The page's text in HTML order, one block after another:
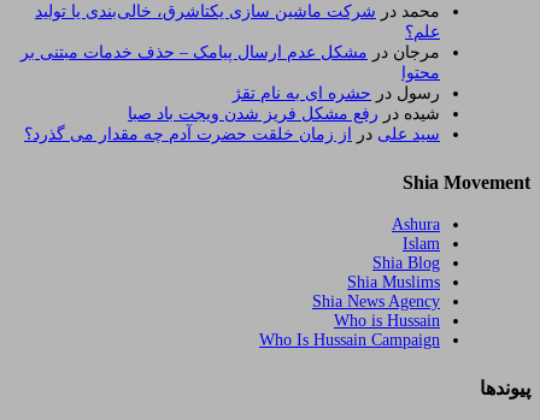
محمد در شرکت ماشین سازی یکتاشرق، خالی‌بندی یا تولید
علم؟
مرجان در مشکل عدم ارسال پیامک – حذف خدمات مبتنی بر
محتوا
رسول در حشره ای به نام تقژ
شیده در رفع مشکل فریز شدن ویجت باد صبا
سید علی در از زمان خلقت حضرت آدم چه مقدار می گذرد؟
Shia Movement
Ashura
Islam
Shia Blog
Shia Muslims
Shia News Agency
Who is Hussain
Who Is Hussain Campaign
پیوندها